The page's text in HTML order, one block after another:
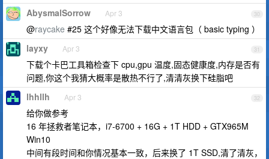
30
AbysmalSorrow Apr 3
@raycake #25 这个好像无法下载中文语言包（ basic typing ）
31
layxy Apr 3
下载个卡巴工具箱检查下 cpu,gpu 温度,固态健康度,内存是否有
问题,你这个我猜大概率是散热不行了,清清灰换下硅脂吧
32
lhhllh Apr 3
给你做参考
16 年拯救者笔记本，i7-6700 + 16G + 1T HDD + GTX965M
Win10
中间有段时间和你情况基本一致，后来换了 1T SSD,清了清灰，